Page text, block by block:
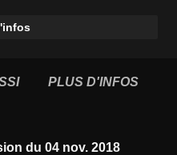
PLUS D'INFOS
du 04 nov. 2018